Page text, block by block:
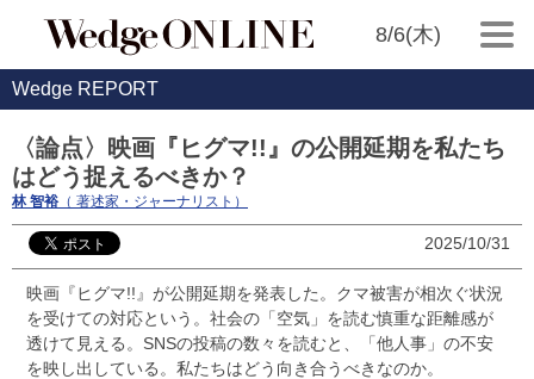
8/6(木)
Wedge REPORT
〈論点〉映画『ヒグマ!!』の公開延期を私たち
はどう捉えるべきか？
林 智裕 （ 著述家・ジャーナリスト）
2025/10/31
映画『ヒグマ!!』が公開延期を発表した。クマ被害が相次ぐ状況
を受けての対応という。社会の「空気」を読む慎重な距離感が
透けて見える。SNSの投稿の数々を読むと、「他人事」の不安
を映し出している。私たちはどう向き合うべきなのか。